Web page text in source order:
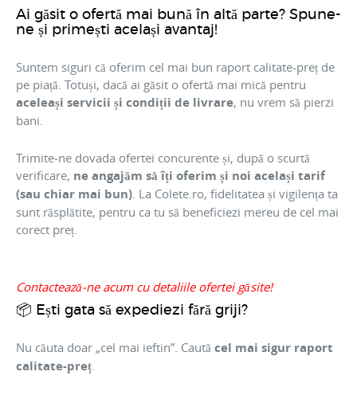
Ai găsit o ofertă mai bună în altă parte? Spune-
ne și primești același avantaj!
Suntem siguri că oferim cel mai bun raport calitate-preț de
pe piață. Totuși, dacă ai găsit o ofertă mai mică pentru
aceleași servicii și condiții de livrare, nu vrem să pierzi
bani.
Trimite-ne dovada ofertei concurente și, după o scurtă
verificare, ne angajăm să îți oferim și noi același tarif
(sau chiar mai bun). La Colete.ro, fidelitatea și vigilența ta
sunt răsplătite, pentru ca tu să beneficiezi mereu de cel mai
corect preț.
Contactează-ne acum cu detaliile ofertei găsite!
📦 Ești gata să expediezi fără griji?
Nu căuta doar „cel mai ieftin”. Caută cel mai sigur raport
calitate-preț.